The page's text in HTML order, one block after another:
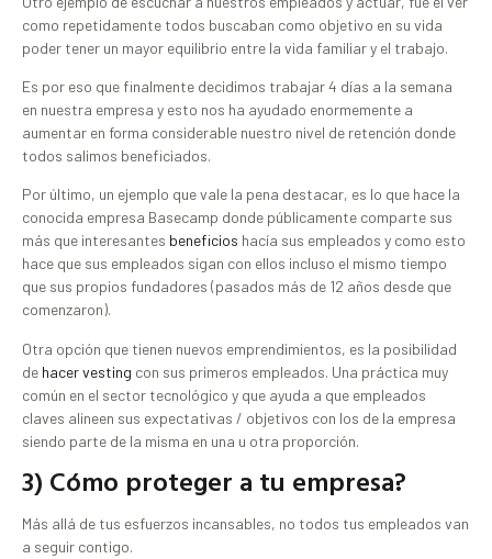
como repetidamente todos buscaban como objetivo en su vida
poder tener un mayor equilibrio entre la vida familiar y el trabajo.
Es por eso que finalmente decidimos trabajar 4 días a la semana
en nuestra empresa y esto nos ha ayudado enormemente a
aumentar en forma considerable nuestro nivel de retención donde
todos salimos beneficiados.
Por último, un ejemplo que vale la pena destacar, es lo que hace la
conocida empresa Basecamp donde públicamente comparte sus
más que interesantes beneficios hacía sus empleados y como esto
hace que sus empleados sigan con ellos incluso el mismo tiempo
que sus propios fundadores (pasados más de 12 años desde que
comenzaron).
Otra opción que tienen nuevos emprendimientos, es la posibilidad
de hacer vesting con sus primeros empleados. Una práctica muy
común en el sector tecnológico y que ayuda a que empleados
claves alineen sus expectativas / objetivos con los de la empresa
siendo parte de la misma en una u otra proporción.
3) Cómo proteger a tu empresa?
Más allá de tus esfuerzos incansables, no todos tus empleados van
a seguir contigo.